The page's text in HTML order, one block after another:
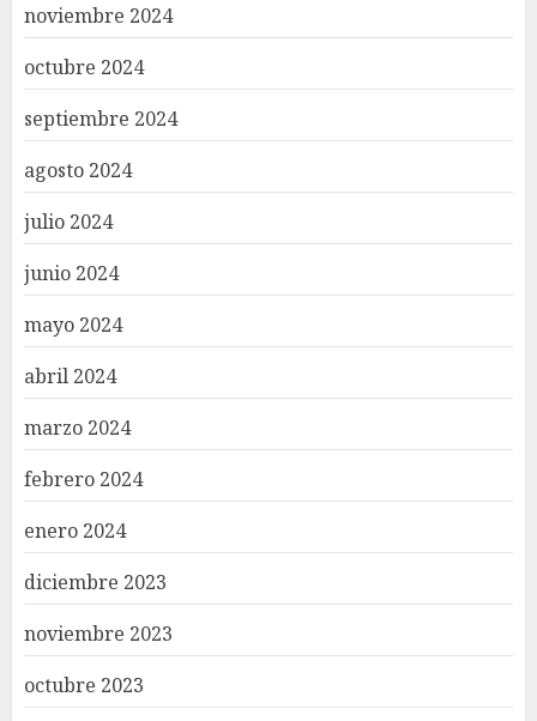
noviembre 2024
octubre 2024
septiembre 2024
agosto 2024
julio 2024
junio 2024
mayo 2024
abril 2024
marzo 2024
febrero 2024
enero 2024
diciembre 2023
noviembre 2023
octubre 2023